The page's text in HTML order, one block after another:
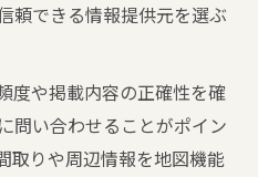
頼できる情報提供元を選ぶ
度や掲載内容の正確性を確
問い合わせることがポイン
取りや周辺情報を地図機能